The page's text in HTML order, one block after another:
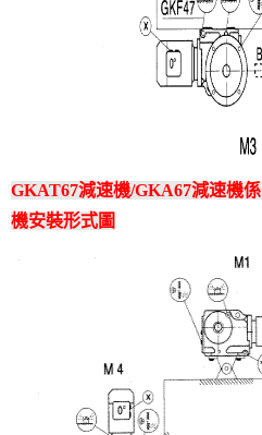
GKAT67減速機/GKA67減速機
機安裝形式圖